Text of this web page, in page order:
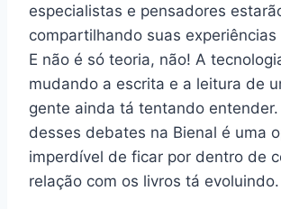
especialistas e pensadores
compartilhando suas experiências
E não é só teoria, não! A
mudando a escrita e a leitura de
gente ainda tá tentando
desses debates na Bienal é uma
imperdível de ficar por dentro de
relação com os livros tá evoluindo.